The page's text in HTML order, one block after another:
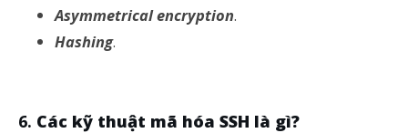
Asymmetrical encryption.
Hashing.
Các kỹ thuật mã hóa SSH là gì?